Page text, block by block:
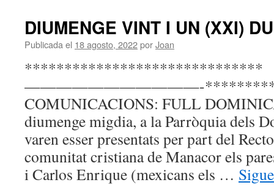
DIUMENGE VINT I UN (XXI)
Publicada el 18 agosto, 2022porJoan
******************************
———————————-
COMUNICACIONS: FULL
diumenge migdia, a la Parròquia dels
varen esser presentats per part del
comunitat cristiana de Manacor els
i Carlos Enrique (mexicans els …